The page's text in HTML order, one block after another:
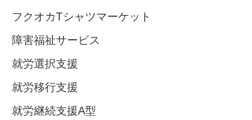
フクオカTシャツマーケット
障害福祉サービス
就労選択支援
就労移行支援
就労継続支援A型